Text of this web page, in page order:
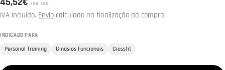
normal
IVA INC.
IVA incluído. Envio calculado na finalização da compra.
INDICADO PARA
Personal Training Ginásios Funcionais Crossfit